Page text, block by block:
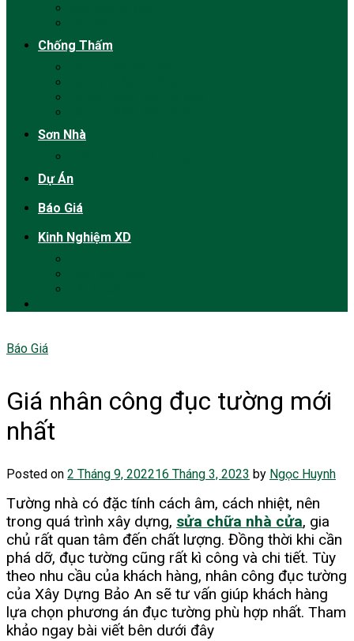
Chống Thấm
Sơn Nhà
Dự Án
Báo Giá
Kinh Nghiệm XD
Báo Giá
Giá nhân công đục tường mới
nhất
Posted on 2 Tháng 9, 202216 Tháng 3, 2023 by Ngọc Huynh
Tường nhà có đặc tính cách âm, cách nhiệt, nên
trong quá trình xây dựng, sửa chữa nhà cửa, gia
chủ rất quan tâm đến chất lượng. Đồng thời khi cần
phá dỡ, đục tường cũng rất kì công và chi tiết. Tùy
theo nhu cầu của khách hàng, nhân công đục tường
của Xây Dựng Bảo An sẽ tư vấn giúp khách hàng
lựa chọn phương án đục tường phù hợp nhất. Tham
khảo ngay bài viết bên dưới đây